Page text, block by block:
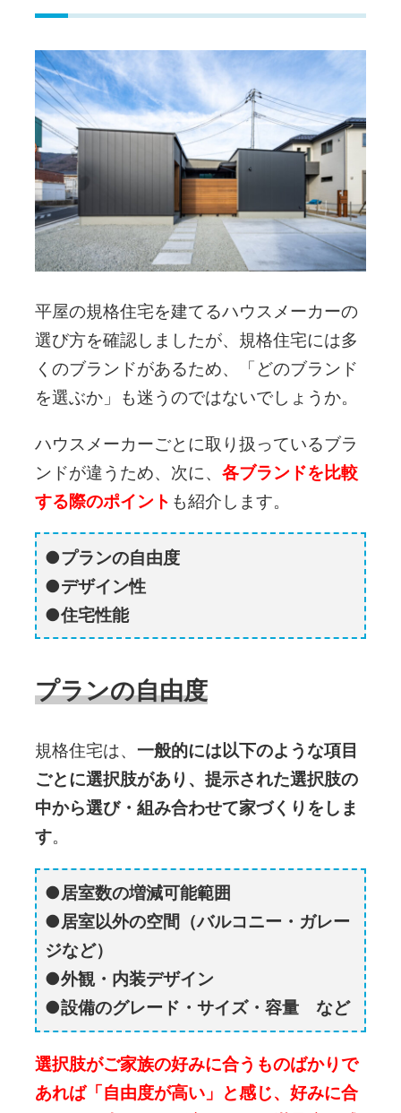
平屋の規格住宅を建てるハウスメーカーの
選び方を確認しましたが、規格住宅には多
くのブランドがあるため、「どのブランド
を選ぶか」も迷うのではないでしょうか。
ハウスメーカーごとに取り扱っているブラ
ンドが違うため、次に、 各ブランドを比較
する際のポイント も紹介します。
プランの自由度
デザイン性
住宅性能
プランの自由度
規格住宅は、 一般的には以下のような項目
ごとに選択肢があり、提示された選択肢の
中から選び・組み合わせて家づくりをしま
す。
居室数の増減可能範囲
居室以外の空間（バルコニー・ガレー
ジなど）
外観・内装デザイン
設備のグレード・サイズ・容量 など
選択肢がご家族の好みに合うものばかりで
あれば「自由度が高い」と感じ、好みに合